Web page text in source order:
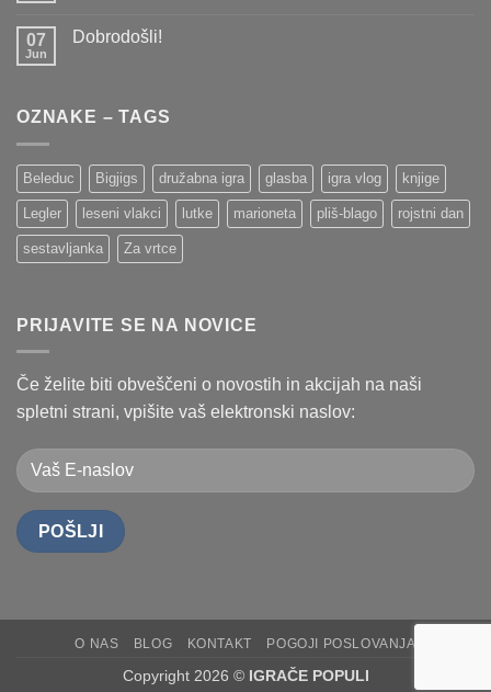
podarili?
Dan
07
Jun
Dobrodošli!
OZNAKE – TAGS
Beleduc Bigjigs družabna igra glasba igra vlog knjige
Legler leseni vlakci lutke marioneta pliš-blago rojstni dan
sestavljanka Za vrtce
PRIJAVITE SE NA NOVICE
Če želite biti obveščeni o novostih in akcijah na naši
spletni strani, vpišite vaš elektronski naslov:
O NAS BLOG KONTAKT POGOJI POSLOVANJA
Copyright 2026 © IGRAČE POPULI